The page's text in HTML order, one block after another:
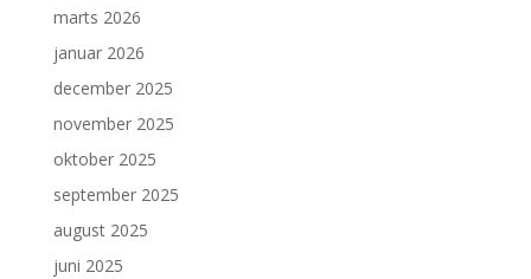
marts 2026
januar 2026
december 2025
november 2025
oktober 2025
september 2025
august 2025
juni 2025